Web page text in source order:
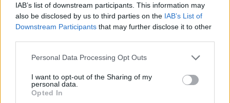
IAB’s list of downstream participants. This information may
also be disclosed by us to third parties on the IAB’s List of
Downstream Participants that may further disclose it to other
Please note that this website/app uses one or more Google
not limited to your visit or usage behaviour. You may click to
grant or deny consent to Google and its third-party tags to
use your data for below specified purposes in below Google
Personal Data Processing Opt Outs
I want to opt-out of the Sharing of my
personal data.
Opted In
KÖVETKEZŐ POSZT
Asszony a szeretőjével tölti a napot